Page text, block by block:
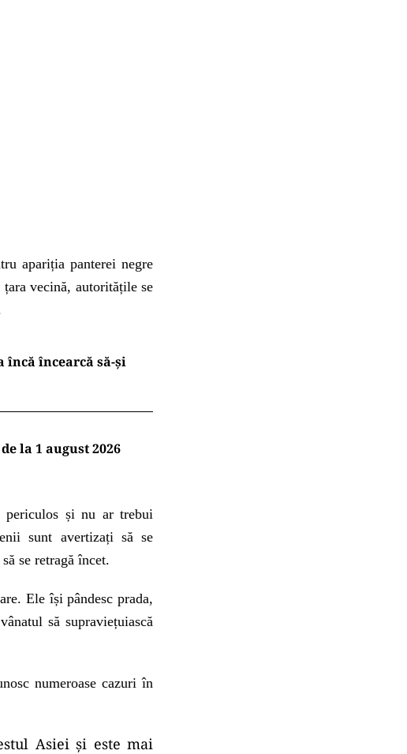
apariția panterei negre
vecină, autoritățile se
încă încearcă să-și
la 1 august 2026
periculos și nu ar trebui
sunt avertizați să se
se retragă încet.
Ele își pândesc prada,
să supraviețuiască
numeroase cazuri în
Asiei și este mai